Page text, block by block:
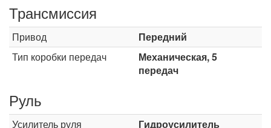
Трансмиссия
Привод
Передний
Тип коробки передач
Механическая, 5
передач
Руль
Усилитель руля Гидроусилитель